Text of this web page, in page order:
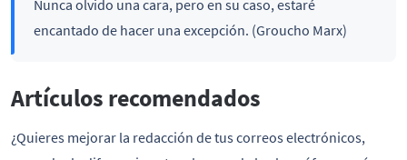
Nunca olvido una cara, pero en su caso, estaré
encantado de hacer una excepción. (Groucho Marx)
Artículos recomendados
¿Quieres mejorar la redacción de tus correos electrónicos,